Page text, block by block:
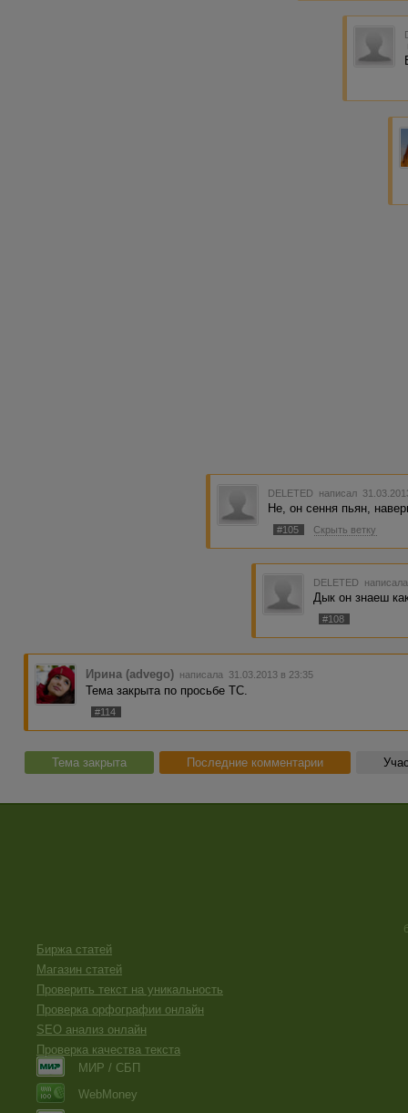
DELETED написал
Не, он сення пьян,
#105 Скрыть ветку
DELETED
Дык он знаеш
#108
Ирина (advego) написала 31.03.2013 в 23:35
Тема закрыта по просьбе ТС.
#114
Тема закрыта Последние комментарии
Биржа статей
Магазин статей
Проверить текст на уникальность
Проверка орфографии онлайн
SEO анализ онлайн
Проверка качества текста
МИР / СБП
WebMoney